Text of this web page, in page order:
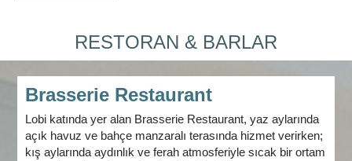
RESTORAN & BARLAR
Brasserie Restaurant
Lobi katında yer alan Brasserie Restaurant, yaz aylarında
açık havuz ve bahçe manzaralı terasında hizmet verirken;
kış aylarında aydınlık ve ferah atmosferiyle sıcak bir ortam